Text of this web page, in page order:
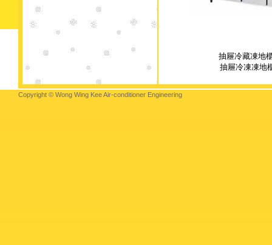
抽屜冷藏凍地
抽屜冷凍凍地
Copyright © Wong Wing Kee Air-conditioner Engineering